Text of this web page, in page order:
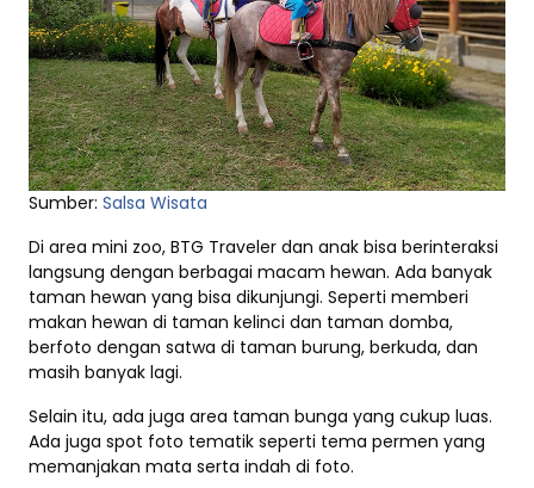
Sumber: Salsa Wisata
Di area mini zoo, BTG Traveler dan anak bisa berinteraksi
langsung dengan berbagai macam hewan. Ada banyak
taman hewan yang bisa dikunjungi. Seperti memberi
makan hewan di taman kelinci dan taman domba,
berfoto dengan satwa di taman burung, berkuda, dan
masih banyak lagi.
Selain itu, ada juga area taman bunga yang cukup luas.
Ada juga spot foto tematik seperti tema permen yang
memanjakan mata serta indah di foto.